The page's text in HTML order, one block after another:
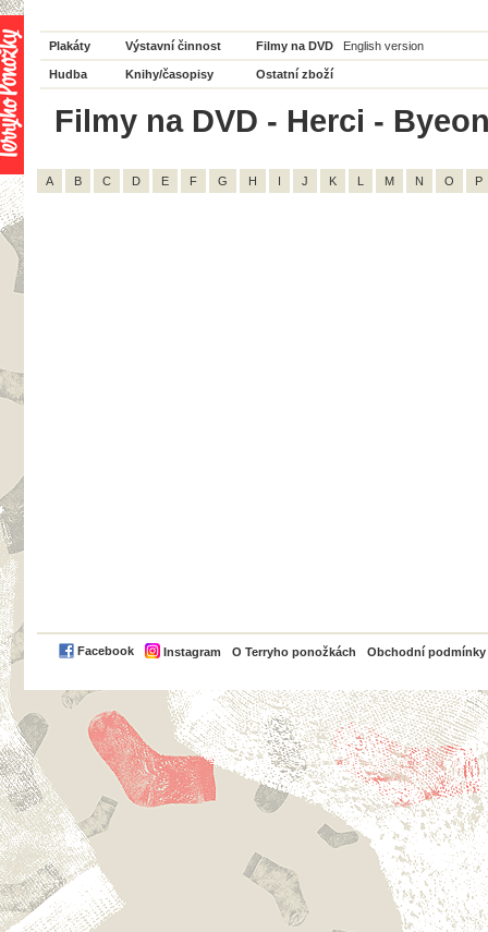
Plakáty Výstavní činnost Filmy na DVD English version
Hudba Knihy/časopisy Ostatní zboží
Filmy na DVD - Herci -
A B C D E F G H I J K L M N O P
Facebook Instagram O Terryho ponožkách Obchodní podmínky
PayPal